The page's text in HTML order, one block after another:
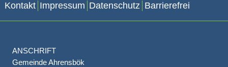
Kontakt Impressum Datenschutz Barrierefrei
ANSCHRIFT
Gemeinde Ahrensbök